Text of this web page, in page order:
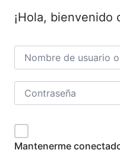
¡Hola, bienvenido
Mantenerme